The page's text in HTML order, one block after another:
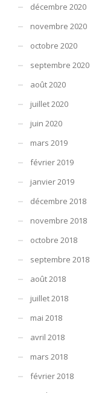
décembre 2020
novembre 2020
octobre 2020
septembre 2020
août 2020
juillet 2020
juin 2020
mars 2019
février 2019
janvier 2019
décembre 2018
novembre 2018
octobre 2018
septembre 2018
août 2018
juillet 2018
mai 2018
avril 2018
mars 2018
février 2018